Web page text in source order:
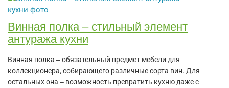
Винная полка ‒ стильный элемент
антуража кухни
Винная полка ‒ обязательный предмет мебели для
коллекционера, собирающего различные сорта вин. Для
остальных она ‒ возможность превратить кухню даже с